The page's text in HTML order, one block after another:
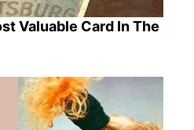
Valuable Card In The